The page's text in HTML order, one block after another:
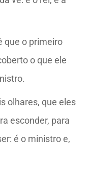
que o primeiro
o que ele
olhares, que eles
esconder, para
é o ministro e,